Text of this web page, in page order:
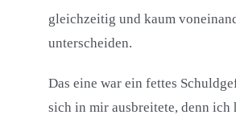
gleichzeitig und kaum
unterscheiden.
Das eine war ein fettes
sich in mir ausbreitete, denn ich